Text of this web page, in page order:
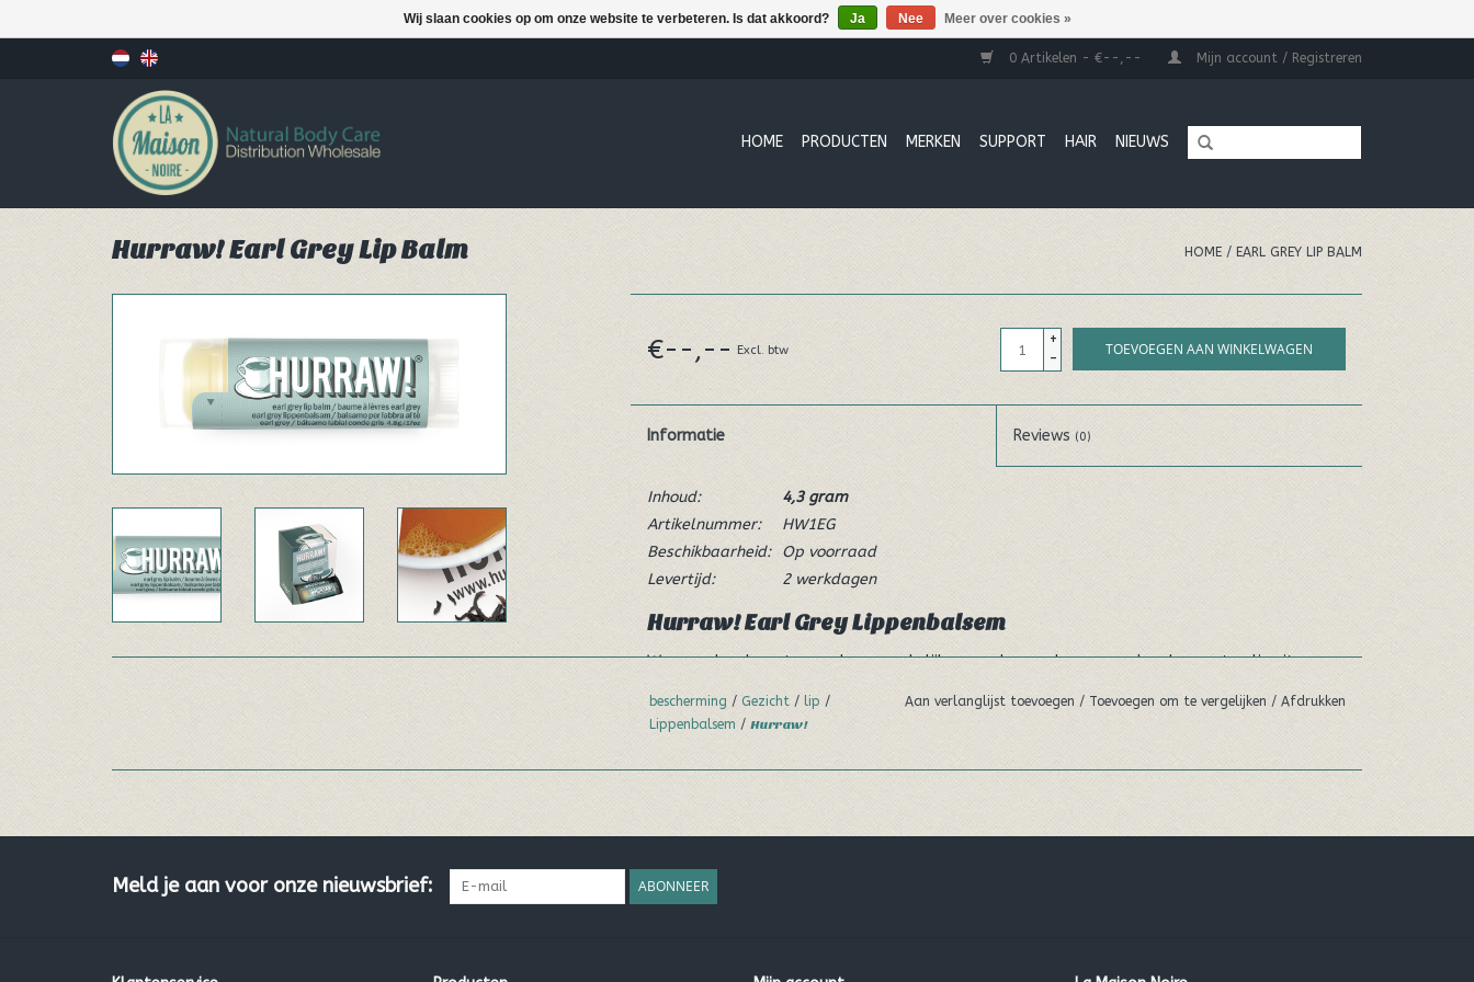
0 Artikelen - €--,-- Mijn account / Registreren
HOME PRODUCTEN MERKEN SUPPORT HAIR NIEUWS
Hurraw! Earl Grey Lip Balm HOME / EARL GREY LIP BALM
€--,-- Excl. btw
+
-
TOEVOEGEN AAN WINKELWAGEN
Informatie Reviews(0)
Inhoud:
4,3 gram
Artikelnummer:
HW1EG
Beschikbaarheid:
Op voorraad
Levertijd:
2 werkdagen
Hurraw! Earl Grey Lippenbalsem
We voegden de rustgevende, opmerkelijke en opbeurende geur van koudgeperste olie uit
Het is in snel tempo een favoriet geworden onder de Hurrawers!
was, * Cocos nucifera (kokos) olie, * Simmondsia chinensis (jojoba) olie, * Theobroma cacao
(cacao) zaad boter, * Ricinus communis (castor) zaad olie, Olea europaea (olijf) fruit olie, Citrus
bescherming / Gezicht / lip /
Lippenbalsem / Hurraw!
Aan verlanglijst toevoegen / Toevoegen om te vergelijken / Afdrukken
Meld je aan voor onze nieuwsbrief: ABONNEER
Wij slaan cookies op om onze website te verbeteren. Is dat akkoord? Ja Nee Meer over cookies »